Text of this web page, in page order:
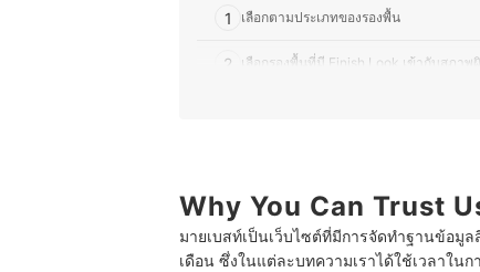
1 เลือกตามประเภทของรองพื้น
2 เลือกรองพื้นที่มี Finish Look เข้ากับสภาพ
5 เลือกรองพื้นที่ปราศจากสารระคายเคืองส
10 อันดับ รองพื้น ถูกและดี ปกปิดดี ราคาไม่แพง
Why You Can Trust
มายเบสท์เป็นเว็บไซต์ที่มีการจัดทำฐานข้อมู
เดือน ซึ่งในแต่ละบทความเราได้ใช้เวลาใ